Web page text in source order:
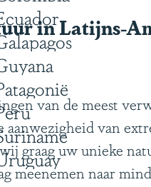
in Latijns-
van de meest
van
graag uw unieke
meenemen naar